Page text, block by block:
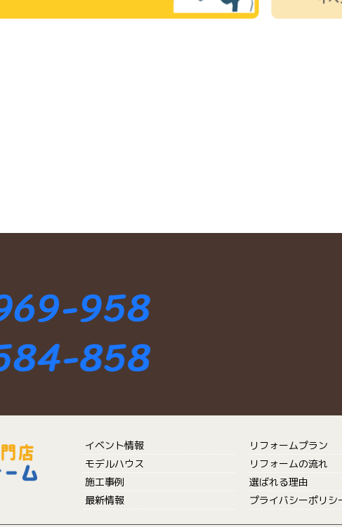
イベント情報
モデルハウス
施工事例
最新情報
リフォームプラン
リフォームの流れ
選ばれる理由
プライバシーポリシ